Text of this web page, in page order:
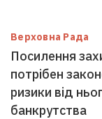
Верховна Рада
Посилення
потрібен
ризики від
банкрутства